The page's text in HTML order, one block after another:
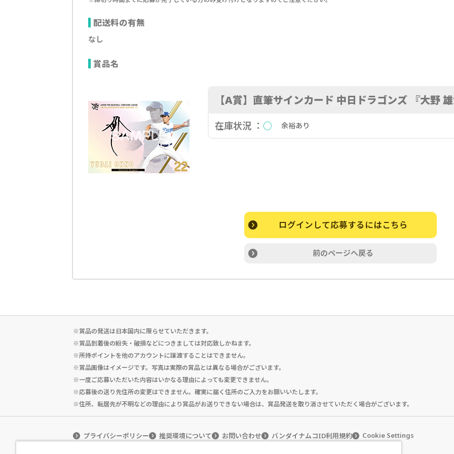
配送料の有無
なし
賞品名
【A賞】直筆サインカード 中日ドラゴンズ 『大野
在庫状況 ： ○ 余裕あり
ログインして応募するにはこちら
前のページへ戻る
※賞品の発送は日本国内に限らせていただきます。
※賞品到着後の紛失・破損などにつきましては対応致しかねます。
※所持ポイントを他のアカウントに譲渡することはできません。
※賞品画像はイメージです。写真は実際の賞品とは異なる場合がございます。
※一度ご応募いただいた内容はいかなる理由によっても変更できません。
※応募後の送り先住所の変更はできません。確実に届く住所のご入力をお願いいたします。
※住所、転居先が不明などの理由により賞品がお送りできない場合は、賞品発送を取り消させていただく場合がございます。
プライバシーポリシー 推奨環境について お問い合わせ バンダイナムコID利用規約 Cookie Settings